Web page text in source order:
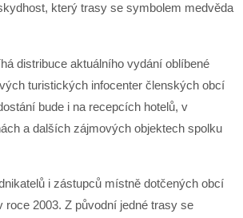
který trasy se symbolem medvěda
distribuce aktuálního vydání oblíbené
turistických infocenter členských obcí
bude i na recepcích hotelů, v
a dalších zájmových objektech spolku
i zástupců místně dotčených obcí
roce 2003. Z původní jedné trasy se